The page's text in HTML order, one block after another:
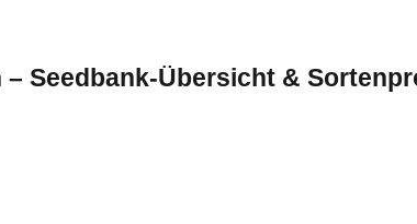
Seedbank-Übersicht &